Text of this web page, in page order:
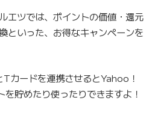
エツでは、ポイントの価値・還元
といった、お得なキャンペーンを
カードを連携させるとYahoo！
貯めたり使ったりできますよ！